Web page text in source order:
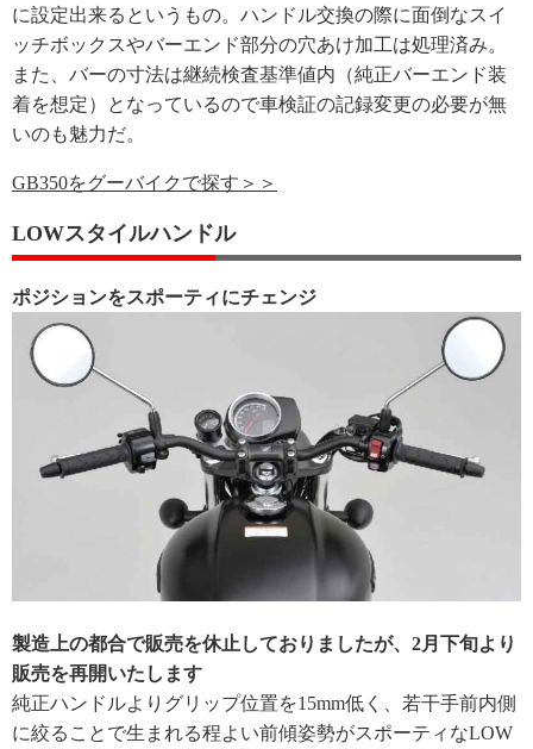
に設定出来るというもの。ハンドル交換の際に面倒なスイ
ッチボックスやバーエンド部分の穴あけ加工は処理済み。
また、バーの寸法は継続検査基準値内（純正バーエンド装
着を想定）となっているので車検証の記録変更の必要が無
いのも魅力だ。
GB350をグーバイクで探す＞＞
LOWスタイルハンドル
ポジションをスポーティにチェンジ
製造上の都合で販売を休止しておりましたが、2月下旬より
販売を再開いたします
純正ハンドルよりグリップ位置を15mm低く、若干手前内側
に絞ることで生まれる程よい前傾姿勢がスポーティなLOW